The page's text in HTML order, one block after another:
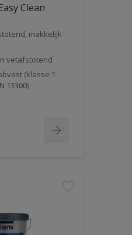
Clean
makkelijk
vetafstotend
(klasse 1
13300)